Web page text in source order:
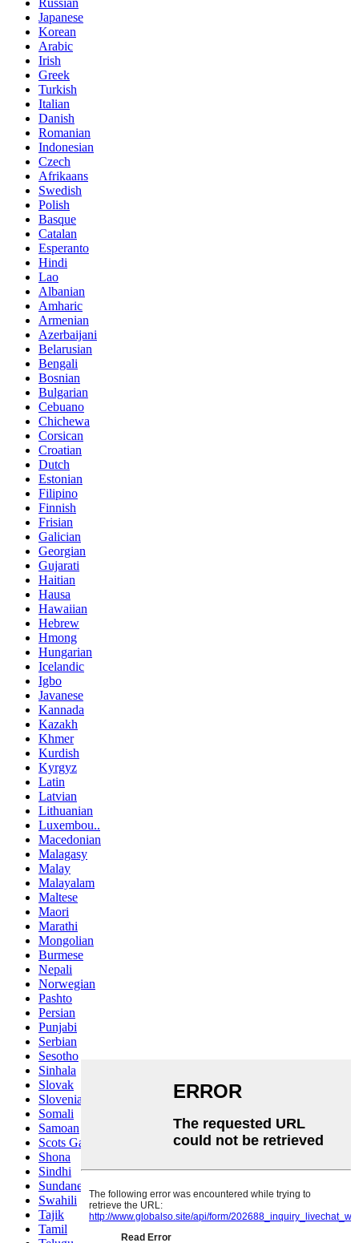
Russian
Japanese
Korean
Arabic
Irish
Greek
Turkish
Italian
Danish
Romanian
Indonesian
Czech
Afrikaans
Swedish
Polish
Basque
Catalan
Esperanto
Hindi
Lao
Albanian
Amharic
Armenian
Azerbaijani
Belarusian
Bengali
Bosnian
Bulgarian
Cebuano
Chichewa
Corsican
Croatian
Dutch
Estonian
Filipino
Finnish
Frisian
Galician
Georgian
Gujarati
Haitian
Hausa
Hawaiian
Hebrew
Hmong
Hungarian
Icelandic
Igbo
Javanese
Kannada
Kazakh
Khmer
Kurdish
Kyrgyz
Latin
Latvian
Lithuanian
Luxembou..
Macedonian
Malagasy
Malay
Malayalam
Maltese
Maori
Marathi
Mongolian
Burmese
Nepali
Norwegian
Pashto
Persian
Punjabi
Serbian
Sesotho
Sinhala
Slovak
Slovenian
Somali
Samoan
Scots Gaelic
Shona
Sindhi
Sundanese
Swahili
Tajik
Tamil